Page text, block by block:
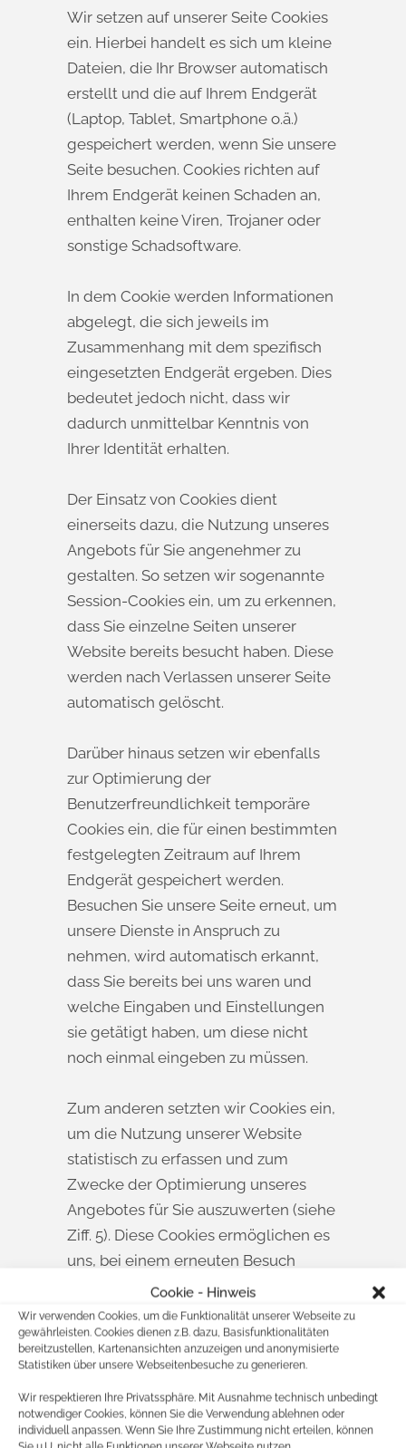
Cookie - Hinweis
Wir verwenden Cookies, um die Funktionalität unserer Webseite zu
gewährleisten. Cookies dienen z.B. dazu, Basisfunktionalitäten
bereitzustellen, Kartenansichten anzuzeigen und anonymisierte
Statistiken über unsere Webseitenbesuche zu generieren.
Wir respektieren Ihre Privatssphäre. Mit Ausnahme technisch unbedingt
notwendiger Cookies, können Sie die Verwendung ablehnen oder
individuell anpassen. Wenn Sie Ihre Zustimmung nicht erteilen, können
Wir setzen auf unserer Seite Cookies
ein. Hierbei handelt es sich um kleine
Dateien, die Ihr Browser automatisch
erstellt und die auf Ihrem Endgerät
(Laptop, Tablet, Smartphone o.ä.)
gespeichert werden, wenn Sie unsere
Seite besuchen. Cookies richten auf
Ihrem Endgerät keinen Schaden an,
enthalten keine Viren, Trojaner oder
sonstige Schadsoftware.
In dem Cookie werden Informationen
abgelegt, die sich jeweils im
Zusammenhang mit dem spezifisch
eingesetzten Endgerät ergeben. Dies
bedeutet jedoch nicht, dass wir
dadurch unmittelbar Kenntnis von
Ihrer Identität erhalten.
Der Einsatz von Cookies dient
einerseits dazu, die Nutzung unseres
Angebots für Sie angenehmer zu
gestalten. So setzen wir sogenannte
Session-Cookies ein, um zu erkennen,
dass Sie einzelne Seiten unserer
Website bereits besucht haben. Diese
werden nach Verlassen unserer Seite
automatisch gelöscht.
Darüber hinaus setzen wir ebenfalls
zur Optimierung der
Benutzerfreundlichkeit temporäre
Cookies ein, die für einen bestimmten
festgelegten Zeitraum auf Ihrem
Endgerät gespeichert werden.
Besuchen Sie unsere Seite erneut, um
unsere Dienste in Anspruch zu
nehmen, wird automatisch erkannt,
dass Sie bereits bei uns waren und
welche Eingaben und Einstellungen
sie getätigt haben, um diese nicht
noch einmal eingeben zu müssen.
Zum anderen setzten wir Cookies ein,
um die Nutzung unserer Website
statistisch zu erfassen und zum
Zwecke der Optimierung unseres
Angebotes für Sie auszuwerten (siehe
Ziff. 5). Diese Cookies ermöglichen es
uns, bei einem erneuten Besuch
unserer Seite automatisch zu
erkennen, dass Sie bereits bei uns
waren. Diese Cookies werden nach
einer jeweils definierten Zeit
automatisch gelöscht.
Die durch Cookies verarbeiteten